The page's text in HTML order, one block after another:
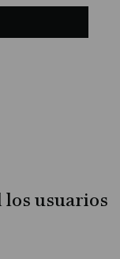
los usuarios